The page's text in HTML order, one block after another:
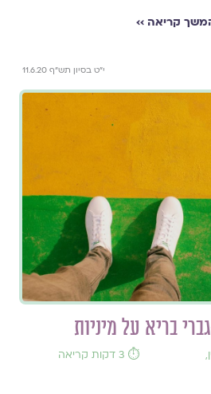
קריאה ››
י"ט בסיון תש"ף 11.6.20
בריא על מיניות
, ⏱️ 3 דקות קריאה